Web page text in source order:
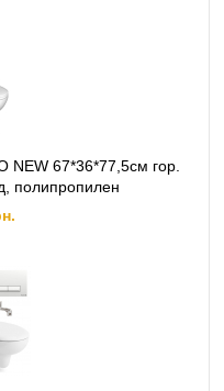
NEW 67*36*77,5см гор.
полипропилен